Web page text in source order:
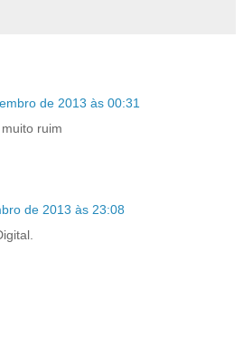
de 2013 às 00:31
ruim
de 2013 às 23:08